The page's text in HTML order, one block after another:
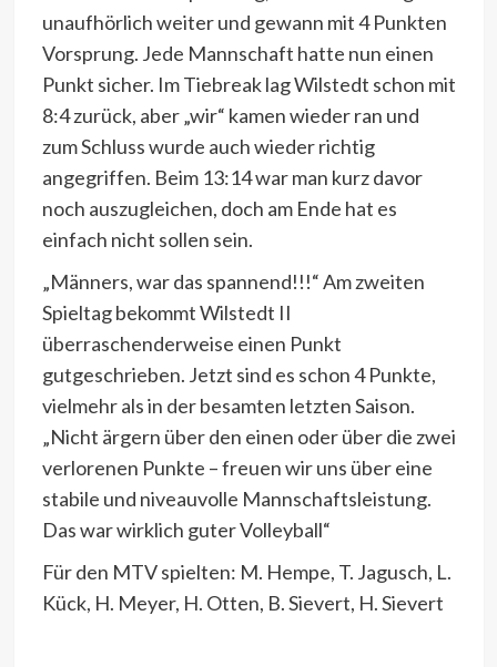
unaufhörlich weiter und gewann mit 4 Punkten
Vorsprung. Jede Mannschaft hatte nun einen
Punkt sicher. Im Tiebreak lag Wilstedt schon mit
8:4 zurück, aber „wir“ kamen wieder ran und
zum Schluss wurde auch wieder richtig
angegriffen. Beim 13:14 war man kurz davor
noch auszugleichen, doch am Ende hat es
einfach nicht sollen sein.
„Männers, war das spannend!!!“ Am zweiten
Spieltag bekommt Wilstedt II
überraschenderweise einen Punkt
gutgeschrieben. Jetzt sind es schon 4 Punkte,
vielmehr als in der besamten letzten Saison.
„Nicht ärgern über den einen oder über die zwei
verlorenen Punkte – freuen wir uns über eine
stabile und niveauvolle Mannschaftsleistung.
Das war wirklich guter Volleyball“
Für den MTV spielten: M. Hempe, T. Jagusch, L.
Kück, H. Meyer, H. Otten, B. Sievert, H. Sievert